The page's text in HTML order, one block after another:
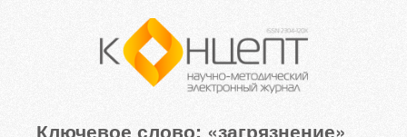
Ключевое слово: «загрязнение»